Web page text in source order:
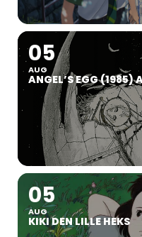
05
AUG
ANGEL’S EGG (1985)
05
AUG
KIKI DEN LILLE HEKS